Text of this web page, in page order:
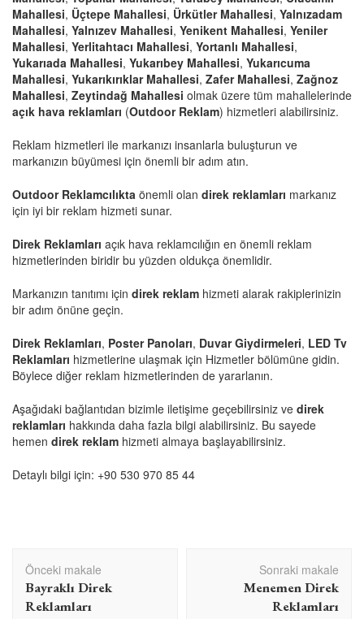
Mahallesi, Üçtepe Mahallesi, Ürkütler Mahallesi, Yalnızadam
Mahallesi, Yalnızev Mahallesi, Yenikent Mahallesi, Yeniler
Mahallesi, Yerlitahtacı Mahallesi, Yortanlı Mahallesi,
Yukarıada Mahallesi, Yukarıbey Mahallesi, Yukarıcuma
Mahallesi, Yukarıkırıklar Mahallesi, Zafer Mahallesi, Zağnoz
Mahallesi, Zeytindağ Mahallesi olmak üzere tüm mahallelerinde
açık hava reklamları (Outdoor Reklam) hizmetleri alabilirsiniz.
Reklam hizmetleri ile markanızı insanlarla buluşturun ve
markanızın büyümesi için önemli bir adım atın.
Outdoor Reklamcılıkta önemli olan direk reklamları markanız
için iyi bir reklam hizmeti sunar.
Direk Reklamları açık hava reklamcılığın en önemli reklam
hizmetlerinden biridir bu yüzden oldukça önemlidir.
Markanızın tanıtımı için direk reklam hizmeti alarak rakiplerinizin
bir adım önüne geçin.
Direk Reklamları, Poster Panoları, Duvar Giydirmeleri, LED Tv
Reklamları hizmetlerine ulaşmak için Hizmetler bölümüne gidin.
Böylece diğer reklam hizmetlerinden de yararlanın.
Aşağıdaki bağlantıdan bizimle iletişime geçebilirsiniz ve direk
reklamları hakkında daha fazla bilgi alabilirsiniz. Bu sayede
hemen direk reklam hizmeti almaya başlayabilirsiniz.
Detaylı bilgi için: +90 530 970 85 44
dolaşımı
Önceki makale
Bayraklı Direk
Reklamları
Sonraki makale
Menemen Direk
Reklamları